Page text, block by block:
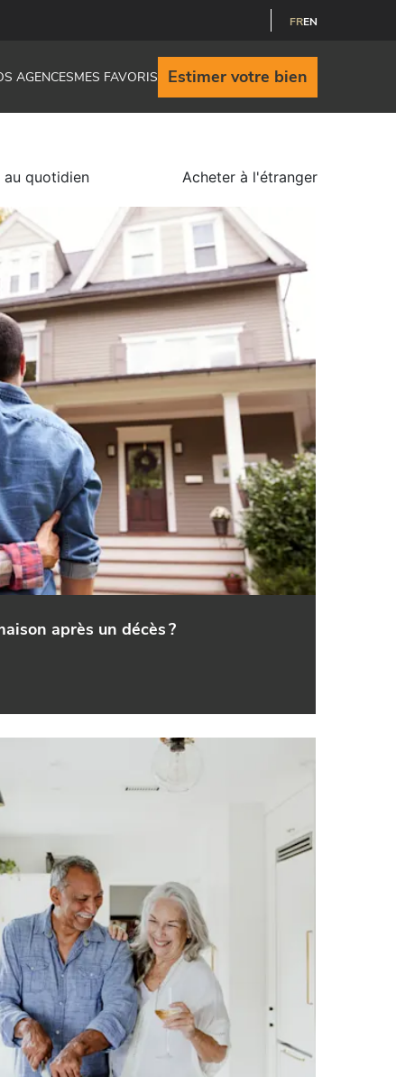
FREN
AGENCESMES FAVORIS Estimer votre bien
au quotidien Acheter à l'étranger
après un décès ?